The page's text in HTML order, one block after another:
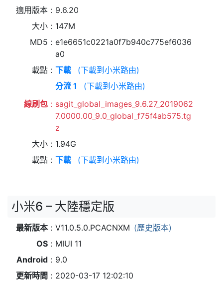
適用版本
9.6.20
大小
147M
MD5
e1e6651c0221a0f7b940c775ef6036
a0
載點
下載
(下載到小米路由)
分流 1
(下載到小米路由)
線刷包
sagit_global_images_9.6.27_2019062
7.0000.00_9.0_global_f75f4ab575.tg
z
大小
1.94G
載點
下載 (下載到小米路由)
小米6 – 大陸穩定版
最新版本 V11.0.5.0.PCACNXM (歷史版本)
OS
MIUI 11
Android
9.0
更新時間
2020-03-17 12:02:10